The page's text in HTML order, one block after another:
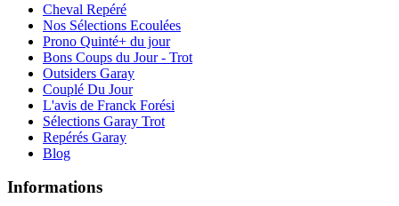
Cheval Repéré
Nos Sélections Ecoulées
Prono Quinté+ du jour
Bons Coups du Jour - Trot
Outsiders Garay
Couplé Du Jour
L'avis de Franck Forési
Sélections Garay Trot
Repérés Garay
Blog
Informations